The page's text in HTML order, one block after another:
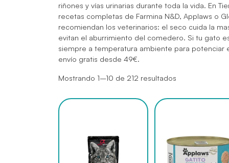
riñones y vías urinarias durante toda la vida. En
recetas completas de Farmina N&D, Applaws o
recomiendan los veterinarios: el seco cuida la
evitan el aburrimiento del comedero. Si tu gato
siempre a temperatura ambiente para potenciar
envío gratis desde 49€.
Mostrando 1–10 de 212 resultados
tiene
múltiples
variantes.